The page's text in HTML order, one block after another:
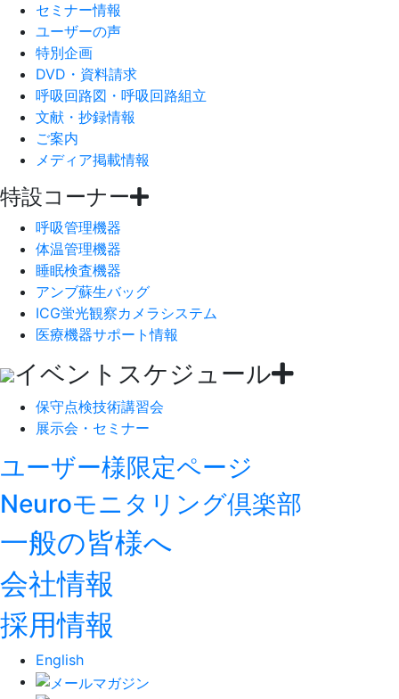
セミナー情報
ユーザーの声
特別企画
DVD・資料請求
呼吸回路図・呼吸回路組立
文献・抄録情報
ご案内
メディア掲載情報
特設コーナー
呼吸管理機器
体温管理機器
睡眠検査機器
アンブ蘇生バッグ
ICG蛍光観察カメラシステム
医療機器サポート情報
イベントスケジュール
保守点検技術講習会
展示会・セミナー
ユーザー様限定ページ
Neuroモニタリング倶楽部
一般の皆様へ
会社情報
採用情報
English